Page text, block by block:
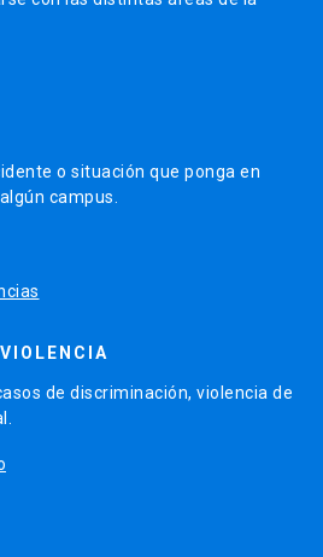
o situación que ponga en
campus.
de discriminación, violencia de